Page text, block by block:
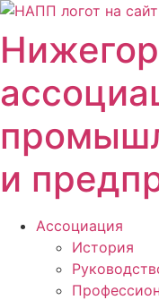
Перейти
содержимому
и
Ассоциация
История